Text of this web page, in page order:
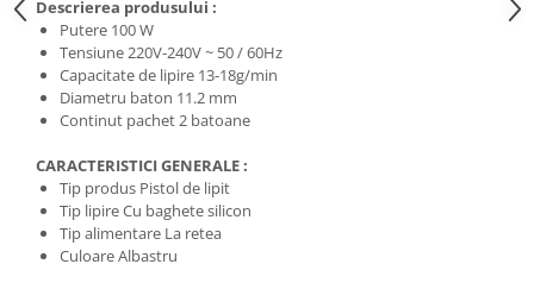
Tricouri
Veste
Descrierea produsului :
Putere 100 W
Tensiune 220V-240V ~ 50 / 60Hz
Capacitate de lipire 13-18g/min
Diametru baton 11.2 mm
Continut pachet 2 batoane
CARACTERISTICI GENERALE :
Tip produs Pistol de lipit
Tip lipire Cu baghete silicon
Tip alimentare La retea
Culoare Albastru